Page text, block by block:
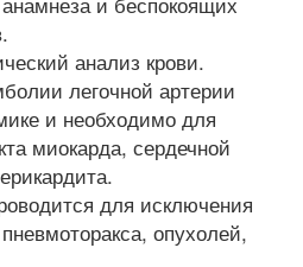
анализ крови.
легочной артерии
и необходимо для
миокарда, сердечной
для исключения
опухолей,